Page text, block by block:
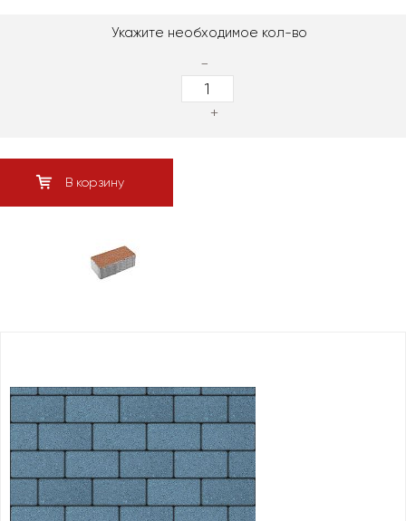
Укажите необходимое кол-во
-
+
В корзину